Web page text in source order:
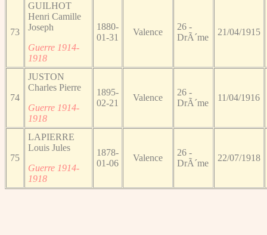
73
GUILHOT
Henri Camille
Joseph
Guerre 1914-
1918
1880-
01-31
Valence
26 -
DrÃ´me
21/04/1915
74
JUSTON
Charles Pierre
Guerre 1914-
1918
1895-
02-21
Valence
26 -
DrÃ´me
11/04/1916
75
LAPIERRE
Louis Jules
Guerre 1914-
1918
1878-
01-06
Valence
26 -
DrÃ´me
22/07/1918